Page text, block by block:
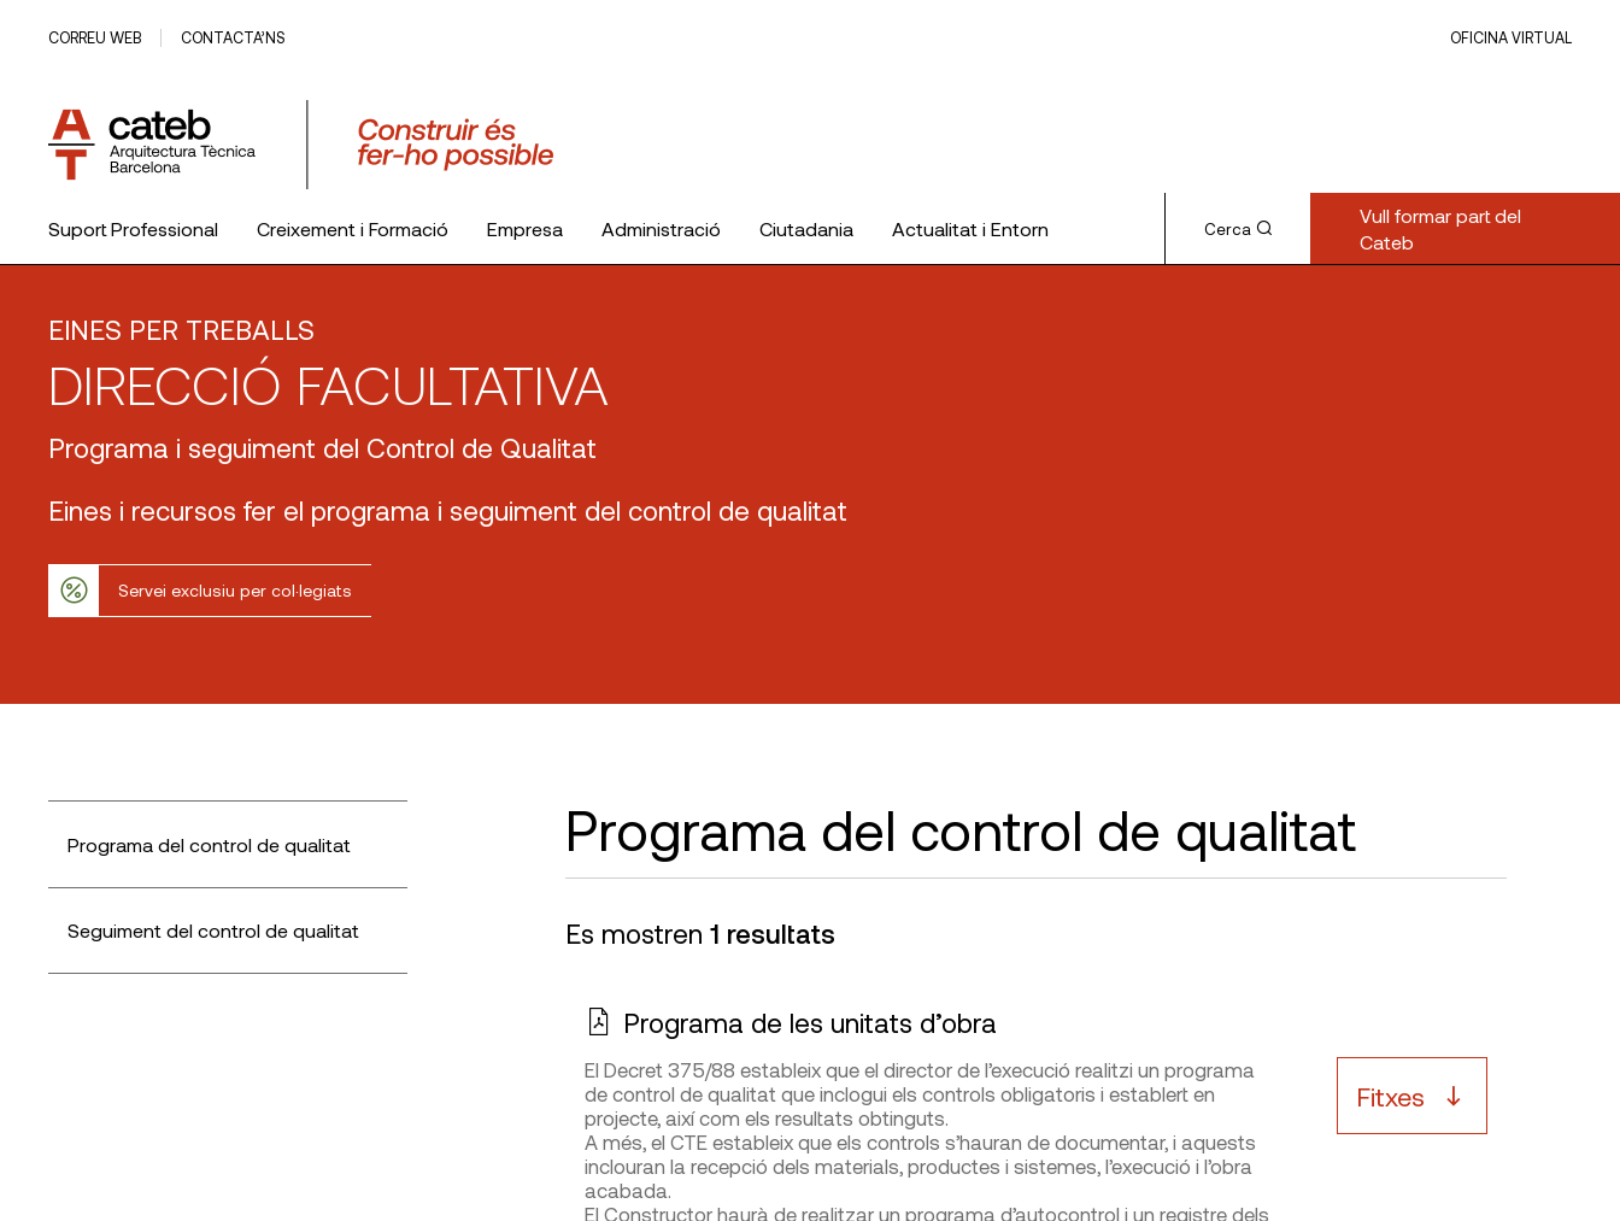
CORREU WEB CONTACTA’NS OFICINA VIRTUAL
Suport Professional Creixement i Formació Empresa Administració Ciutadania Actualitat i Entorn Cerca
Vull formar part del
Cateb
EINES PER TREBALLS
DIRECCIÓ FACULTATIVA
Programa i seguiment del Control de Qualitat
Eines i recursos fer el programa i seguiment del control de qualitat
Servei exclusiu per col·legiats
Programa del control de qualitat
Seguiment del control de qualitat
Programa del control de qualitat
Es mostren1 resultats
Programa de les unitats d’obra
El Decret 375/88 estableix que el director de l’execució realitzi un programa
de control de qualitat que inclogui els controls obligatoris i establert en
projecte, així com els resultats obtinguts.
A més, el CTE estableix que els controls s’hauran de documentar, i aquests
inclouran la recepció dels materials, productes i sistemes, l’execució i l’obra
acabada.
El Constructor haurà de realitzar un programa d’autocontrol i un registre dels
Fitxes